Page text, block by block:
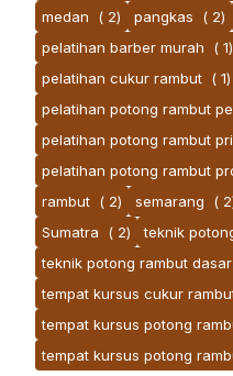
medan
( 2) pangkas ( 2)
pelatihan barber murah
( 1)
pelatihan cukur rambut ( 1)
pelatihan potong rambut
pelatihan potong rambut
pelatihan potong rambut
rambut ( 2) semarang (
Sumatra
( 2) teknik
teknik potong rambut dasar
tempat kursus cukur
tempat kursus potong
tempat kursus potong